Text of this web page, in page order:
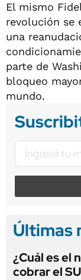
El mismo
revolución se
una
parte de
bloqueo
mundo.
Últimas
¿Cuál es el
cobrar el